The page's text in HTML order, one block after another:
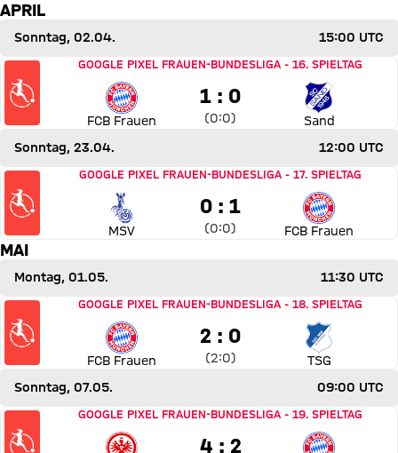
APRIL
Sonntag, 02.04.
15:00 UTC
Spiel FC Bayern Frauen gegen SC Sand
GOOGLE PIXEL FRAUEN-BUNDESLIGA - 16. SPIELTAG
FCB Frauen
1 zu 0
1 : 0
(Zwischenergebnis:
0 zu 0 nach Erste Halbzeit
0:0)
Sand
Sonntag, 23.04.
12:00 UTC
Spiel MSV Duisburg gegen FC Bayern Frauen
GOOGLE PIXEL FRAUEN-BUNDESLIGA - 17. SPIELTAG
MSV
0 zu 1
0 : 1
(Zwischenergebnis:
0 zu 0 nach Erste Halbzeit
0:0) FCB Frauen
MAI
Montag, 01.05.
11:30 UTC
Spiel FC Bayern Frauen gegen TSG Hoffenheim
GOOGLE PIXEL FRAUEN-BUNDESLIGA - 18. SPIELTAG
FCB Frauen
2 zu 0
2 : 0
(Zwischenergebnis:
2 zu 0 nach Erste Halbzeit
2:0)
TSG
Sonntag, 07.05.
09:00 UTC
Spiel Eintracht Frankfurt gegen FC Bayern Frauen
GOOGLE PIXEL FRAUEN-BUNDESLIGA - 19. SPIELTAG
4 zu 2
4 : 2